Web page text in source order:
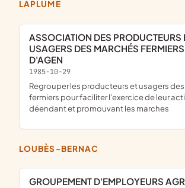
LAPLUME
ASSOCIATION DES PRODUCTEURS ET
USAGERS DES MARCHÉS
D'AGEN
1985-10-29
Regrouper les producteurs et usagers des marches
fermiers pour faciliter l'exercice de leur
déendant et promouvant les marches
LOUBÈS-BERNAC
GROUPEMENT D'EMPLOYEURS AGRICOLES LES